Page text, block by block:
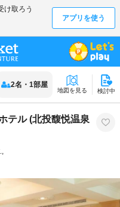
2名 ・ 1部屋
地図を見る 検討中
テル (北投馥悦温泉